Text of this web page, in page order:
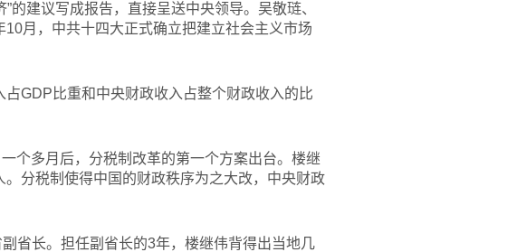
的建议写成报告，直接呈送中央领导。吴敬琏、
月，中共十四大正式确立把建立社会主义市场
GDP比重和中央财政收入占整个财政收入的比
个多月后，分税制改革的第一个方案出台。楼继
分税制使得中国的财政秩序为之大改，中央财政
省长。担任副省长的3年，楼继伟背得出当地几